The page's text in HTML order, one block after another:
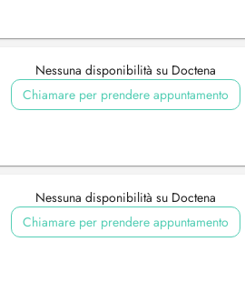
Nessuna disponibilità su Doctena
Chiamare per prendere appuntamento
Nessuna disponibilità su Doctena
Chiamare per prendere appuntamento